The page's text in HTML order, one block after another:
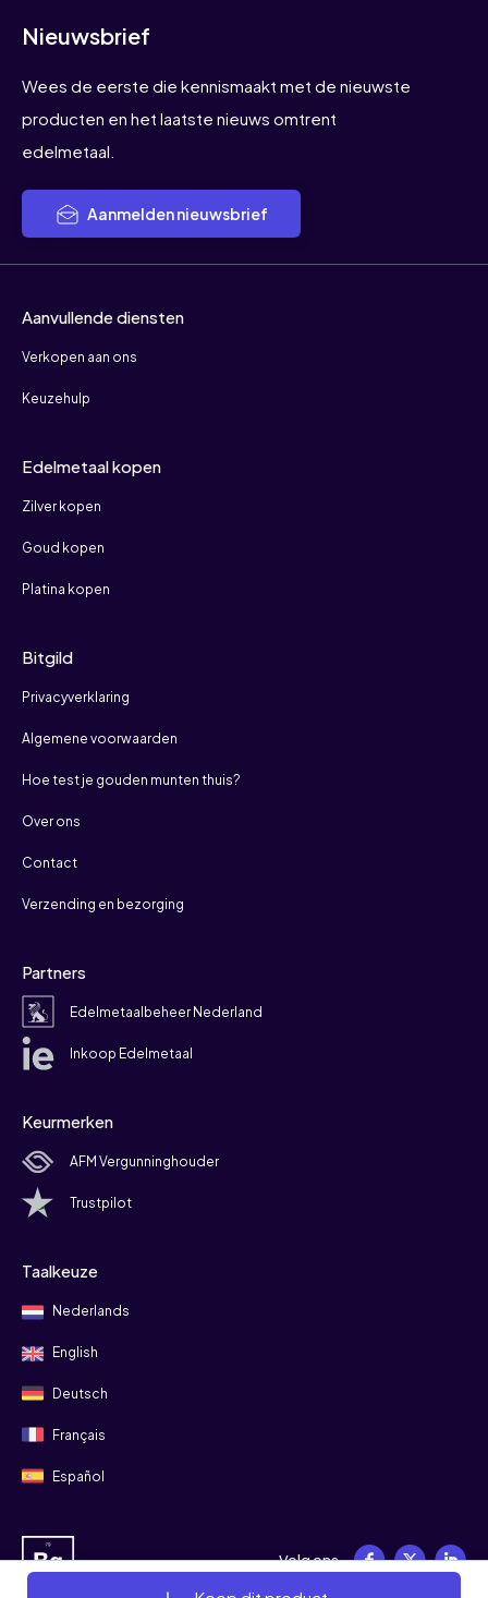
Nieuwsbrief
Wees de eerste die kennismaakt met de nieuwste
producten en het laatste nieuws omtrent
edelmetaal.
Aanmelden nieuwsbrief
Aanvullende diensten
Verkopen aan ons
Keuzehulp
Edelmetaal kopen
Zilver kopen
Goud kopen
Platina kopen
Bitgild
Privacyverklaring
Algemene voorwaarden
Hoe test je gouden munten thuis?
Over ons
Contact
Verzending en bezorging
Partners
Edelmetaalbeheer Nederland
Inkoop Edelmetaal
Keurmerken
AFM Vergunninghouder
Trustpilot
Taalkeuze
Nederlands
English
Deutsch
Français
Español
Volg ons